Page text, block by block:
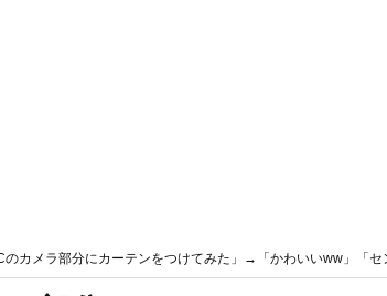
のカメラ部分にカーテンをつけてみた」→「かわいいww」「セ